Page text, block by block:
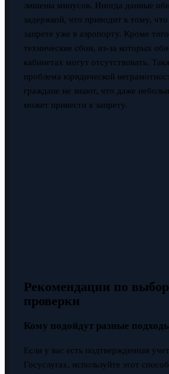
лишены минусов. Иногда данные
задержкой, что приводит к тому, что
запрете уже в аэропорту. Кроме
технические сбои, из-за которых
кабинетах могут отсутствовать.
проблема юридической
граждане не знают, что даже
может привести к запрету.
Рекомендации по
проверки
Кому подойдут разные
Если у вас есть подтвержденная
Госуслугах, используйте этот